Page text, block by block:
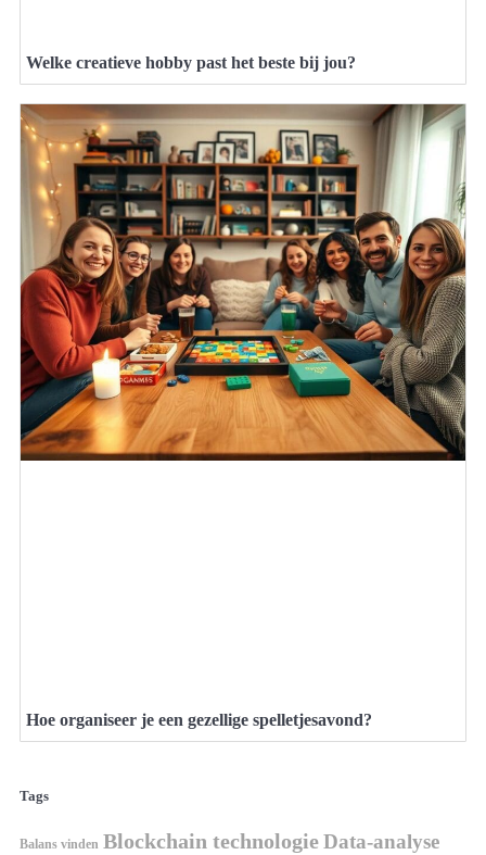
Welke creatieve hobby past het beste bij jou?
Hoe organiseer je een gezellige spelletjesavond?
Tags
Balans vinden Blockchain technologieData-analyse